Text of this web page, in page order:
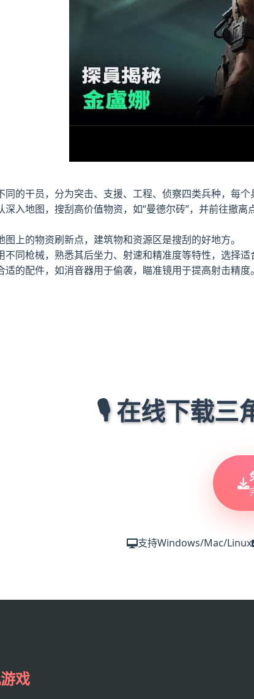
同的干员，分为突击、支援、工程、侦察四类兵种，每个
深入地图，搜刮高价值物资，如“曼德尔砖”，并前往撤离
图上的物资刷新点，建筑物和资源区是搜刮的好地方。
不同枪械，熟悉其后坐力、射速和精准度等特性，选择适
适的配件，如消音器用于偷袭，瞄准镜用于提高射击精度。
🎙️ 在线下载三
支持Windows/Mac/Linux
戏